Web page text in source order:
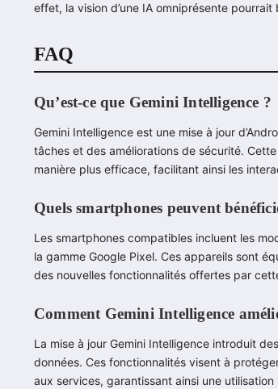
effet, la vision d’une IA omniprésente
FAQ
Qu’est-ce que Gemini Intelligence ?
Gemini Intelligence est une mise à jour
tâches et des améliorations de sécurité.
manière plus efficace, facilitant ainsi les
Quels smartphones peuvent
Les smartphones compatibles incluent les
la gamme Google Pixel. Ces appareils sont
des nouvelles fonctionnalités offertes par
Comment Gemini Intelligence
La mise à jour Gemini Intelligence introduit
données. Ces fonctionnalités visent à
aux services, garantissant ainsi une